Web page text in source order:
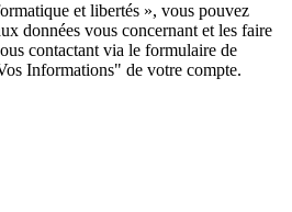
et libertés », vous pouvez
données vous concernant et les faire
contactant via le formulaire de
Informations" de votre compte.